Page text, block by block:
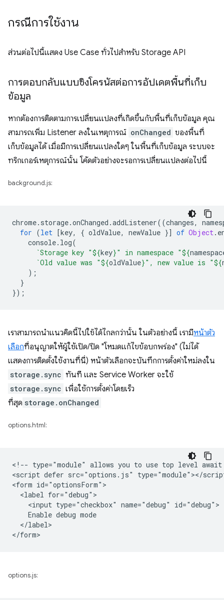
กรณีการใช้งาน
ส่วนต่อไปนี้แสดง Use Case ทั่วไปสำหรับ Storage API
การตอบกลับแบบซิงโครนัสต่อการอัปเดตพื้นที่เก็บ
ข้อมูล
หากต้องการติดตามการเปลี่ยนแปลงที่เกิดขึ้นกับพื้นที่เก็บข้อมูล คุณ
สามารถเพิ่ม Listener ลงในเหตุการณ์ onChanged ของพื้นที่
เก็บข้อมูลได้ เมื่อมีการเปลี่ยนแปลงใดๆ ในพื้นที่เก็บข้อมูล ระบบจะ
ทริกเกอร์เหตุการณ์นั้น โค้ดตัวอย่างจะรอการเปลี่ยนแปลงต่อไปนี้
background.js:
chrome. storage.onChanged .addListener((changes,
for (let [key, { oldValue, newValue }] of Object.
console. log(
`Storage key "${key}" in namespace "${
`Old value was "${oldValue}", new value is "${
);
}
});
เราสามารถนำแนวคิดนี้ไปใช้ได้ไกลกว่านั้น ในตัวอย่างนี้ เรามีหน้าตัว
เลือกที่อนุญาตให้ผู้ใช้เปิด/ปิด "โหมดแก้ไขข้อบกพร่อง" (ไม่ได้
แสดงการติดตั้งใช้งานที่นี่) หน้าตัวเลือกจะบันทึกการตั้งค่าใหม่ลงใน
storage.sync ทันที และ Service Worker จะใช้
storage.sync เพื่อใช้การตั้งค่าโดยเร็ว
ที่สุด storage.onChanged
options.html:
<!-- type="module" allows you to use top level
<script defer src="options.js" type="module"></
<form id="optionsForm">
  <label for="debug">
    <input type="checkbox" name="debug" id="debug">
    Enable debug mode
  </label>
options.js: